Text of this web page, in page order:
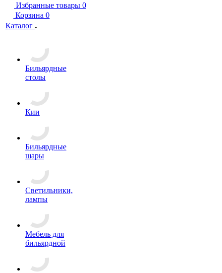
Избранные товары 0
Корзина 0
Каталог
Бильярдные
столы
Кии
Бильярдные
шары
Светильники,
лампы
Мебель для
бильярдной